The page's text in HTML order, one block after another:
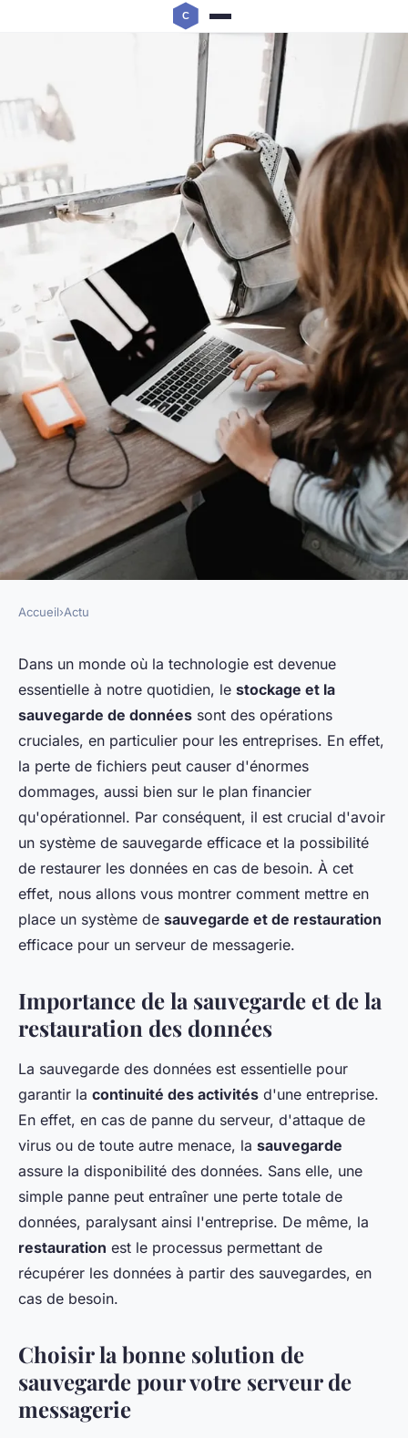
Comment mettre en place un
système de sauvegarde et de
restauration efficace pour un
serveur de messagerie?
Lucas•13 mai 2024 •5 min de lecture
Accueil›Actu
Dans un monde où la technologie est devenue
essentielle à notre quotidien, le stockage et la
sauvegarde de données sont des opérations
cruciales, en particulier pour les entreprises. En effet,
la perte de fichiers peut causer d'énormes
dommages, aussi bien sur le plan financier
qu'opérationnel. Par conséquent, il est crucial d'avoir
un système de sauvegarde efficace et la possibilité
de restaurer les données en cas de besoin. À cet
effet, nous allons vous montrer comment mettre en
place un système de sauvegarde et de restauration
efficace pour un serveur de messagerie.
Importance de la sauvegarde et de la
restauration des données
La sauvegarde des données est essentielle pour
garantir la continuité des activités d'une entreprise.
En effet, en cas de panne du serveur, d'attaque de
virus ou de toute autre menace, la sauvegarde
assure la disponibilité des données. Sans elle, une
simple panne peut entraîner une perte totale de
données, paralysant ainsi l'entreprise. De même, la
restauration est le processus permettant de
récupérer les données à partir des sauvegardes, en
cas de besoin.
Choisir la bonne solution de
sauvegarde pour votre serveur de
messagerie